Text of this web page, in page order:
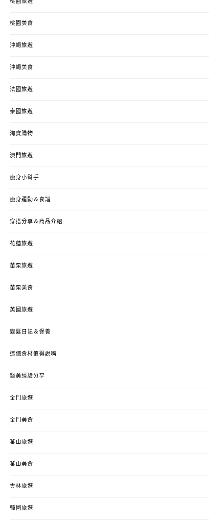
桃園旅遊
桃園美食
沖繩旅遊
沖繩美食
法國旅遊
泰國旅遊
淘寶購物
澳門旅遊
瘦身小幫手
瘦身運動＆食譜
穿搭分享＆商品介紹
花蓮旅遊
苗栗旅遊
苗栗美食
英國旅遊
變髮日記＆保養
這個食材值得說嘴
醫美經驗分享
金門旅遊
金門美食
釜山旅遊
釜山美食
雲林旅遊
韓國旅遊